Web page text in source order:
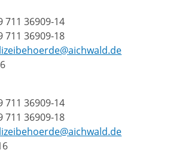
711 36909-14
711 36909-18
711 36909-14
711 36909-18